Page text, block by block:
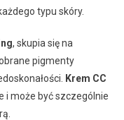
typu skóry.
, skupia się na
pigmenty
Krem CC
i może być szczególnie